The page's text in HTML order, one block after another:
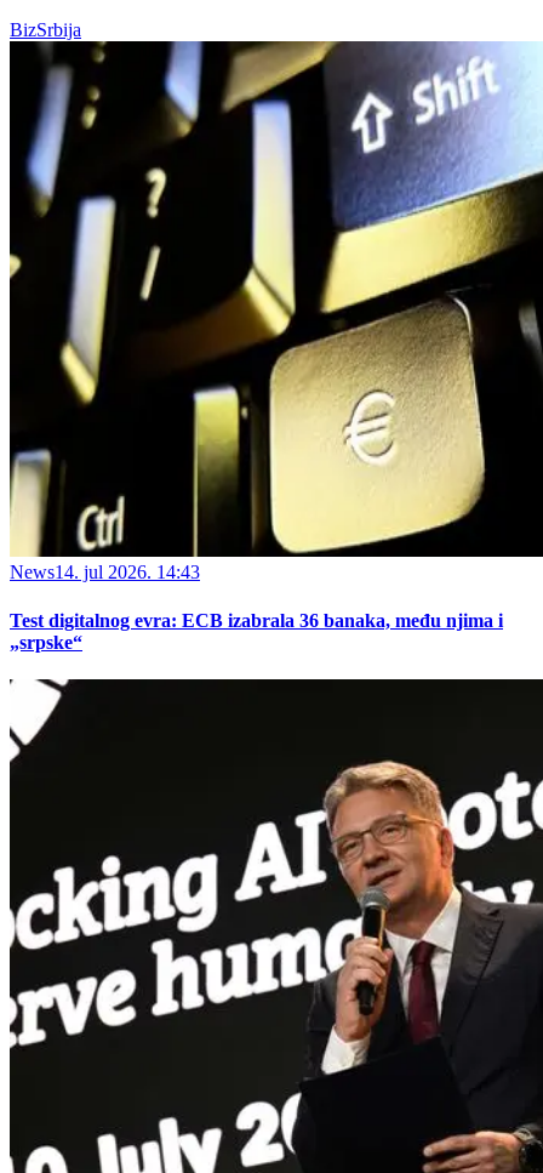
BizSrbija
News14. jul 2026. 14:43
Test digitalnog evra: ECB izabrala 36 banaka, među njima i
„srpske“